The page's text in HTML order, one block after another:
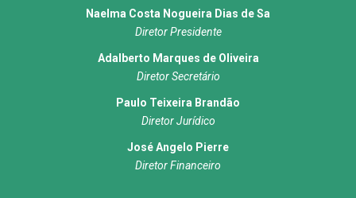
Naelma Costa Nogueira Dias de Sa
Diretor Presidente
Adalberto Marques de Oliveira
Diretor Secretário
Paulo Teixeira Brandão
Diretor Jurídico
José Angelo Pierre
Diretor Financeiro